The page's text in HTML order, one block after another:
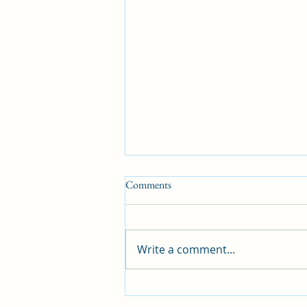
Comments
Write a comment...